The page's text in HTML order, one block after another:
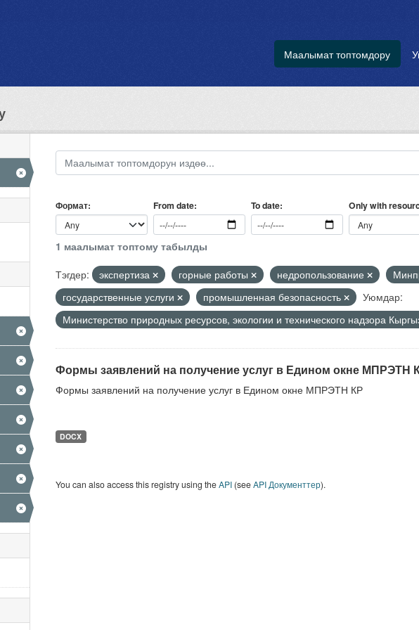
Маалымат топтомдору
Формат From date To date Only with
1 маалымат топтому табылды
Тэгдер:
экспертиза горные работы недропользование
государственные услуги
промышленная безопасность
Уюмдар:
Министерство природных ресурсов, экологии и технического надзора
Формы заявлений на получение услуг в Едином окне МПРЭТН
Формы заявлений на получение услуг в Едином окне МПРЭТН КР
DOCX
You can also access this registry using theAPI(seeAPI Документтер).